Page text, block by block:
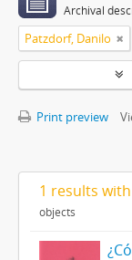
Archival
Patzdorf, Danilo
Print preview
1 results
objects